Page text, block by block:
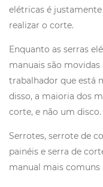
elétricas é
realizar o corte.
Enquanto as serras
manuais são movidas
trabalhador que está
disso, a maioria dos
corte, e não um disco.
Serrotes, serrote de
painéis e serra de
manual mais comuns